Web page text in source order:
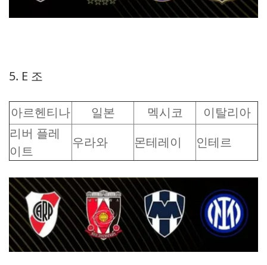
5. E 조
아르헨티나 일본 멕시코
이탈리아
리버 플레
이트
우라와 몬테레이 인테르